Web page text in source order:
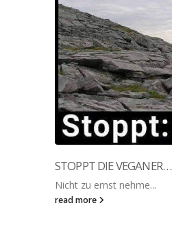
STOPPT DIE VEGANER…
Nicht zu ernst nehme...
read more